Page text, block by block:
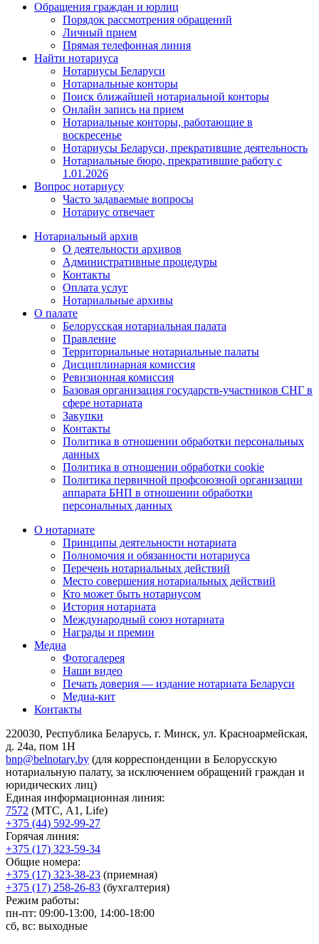
Обращения граждан и юрлиц
Порядок рассмотрения обращений
Личный прием
Прямая телефонная линия
Найти нотариуса
Нотариусы Беларуси
Нотариальные конторы
Поиск ближайшей нотариальной конторы
Онлайн запись на прием
Нотариальные конторы, работающие в
воскресенье
Нотариусы Беларуси, прекратившие деятельность
Нотариальные бюро, прекратившие работу с
1.01.2026
Вопрос нотариусу
Часто задаваемые вопросы
Нотариус отвечает
Нотариальный архив
О деятельности архивов
Административные процедуры
Контакты
Оплата услуг
Нотариальные архивы
О палате
Белорусская нотариальная палата
Правление
Территориальные нотариальные палаты
Дисциплинарная комиссия
Ревизионная комиссия
Базовая организация государств-участников СНГ в
сфере нотариата
Закупки
Контакты
Политика в отношении обработки персональных
данных
Политика в отношении обработки cookie
Политика первичной профсоюзной организации
аппарата БНП в отношении обработки
персональных данных
О нотариате
Принципы деятельности нотариата
Полномочия и обязанности нотариуса
Перечень нотариальных действий
Место совершения нотариальных действий
Кто может быть нотариусом
История нотариата
Международный союз нотариата
Награды и премии
Медиа
Фотогалерея
Наши видео
Печать доверия — издание нотариата Беларуси
Медиа-кит
Контакты
220030, Республика Беларусь, г. Минск, ул. Красноармейская,
д. 24а, пом 1Н
bnp@belnotary.by (для корреспонденции в Белорусскую
нотариальную палату, за исключением обращений граждан и
юридических лиц)
Единая информационная линия:
7572 (МТС, A1, Life)
+375 (44) 592-99-27
Горячая линия:
+375 (17) 323-59-34
Общие номера:
+375 (17) 323-38-23 (приемная)
+375 (17) 258-26-83 (бухгалтерия)
Режим работы:
пн-пт: 09:00-13:00, 14:00-18:00
сб, вс: выходные